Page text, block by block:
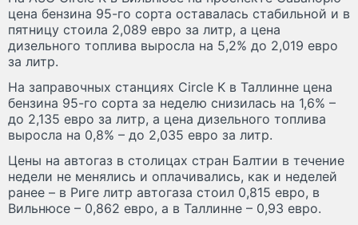
цена бензина 95-го сорта оставалась стабильной и в
пятницу стоила 2,089 евро за литр, а цена
дизельного топлива выросла на 5,2% до 2,019 евро
за литр.
На заправочных станциях Circle K в Таллинне цена
бензина 95-го сорта за неделю снизилась на 1,6% –
до 2,135 евро за литр, а цена дизельного топлива
выросла на 0,8% – до 2,035 евро за литр.
Цены на автогаз в столицах стран Балтии в течение
недели не менялись и оплачивались, как и неделей
ранее – в Риге литр автогаза стоил 0,815 евро, в
Вильнюсе – 0,862 евро, а в Таллинне – 0,93 евро.